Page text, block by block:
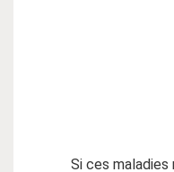
Si ces